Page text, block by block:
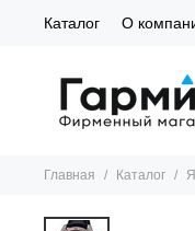
Каталог О
Главная Каталог